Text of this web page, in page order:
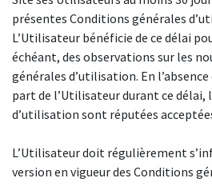
présentes Conditions générales
L’Utilisateur bénéficie de ce délai
échéant, des observations sur les
générales d’utilisation. En
part de l’Utilisateur durant ce délai,
d’utilisation sont réputées
L’Utilisateur doit régulièrement
version en vigueur des Conditions